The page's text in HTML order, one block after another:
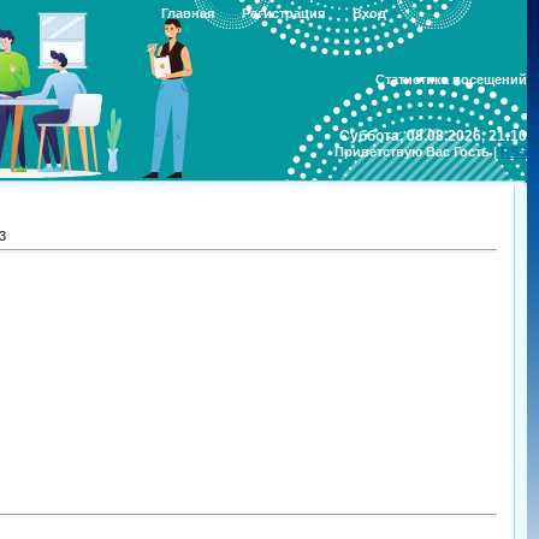
Статистика посещений
Суббота, 08.08.2026, 21:10
Приветствую Вас Гость|RSS
Главная Регистрация Вход